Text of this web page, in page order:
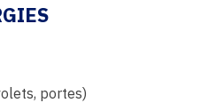
portes)